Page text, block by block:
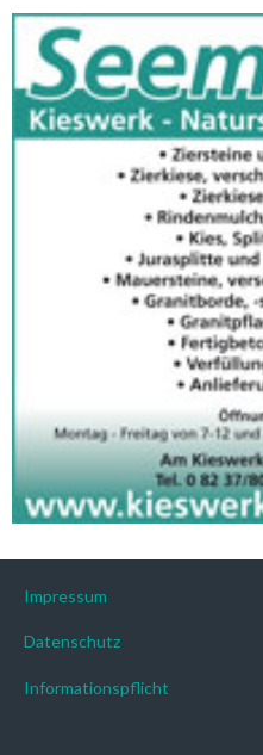
Impressum
Datenschutz
Informationspflicht